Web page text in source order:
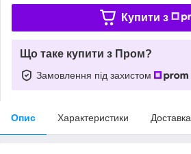
Купити з
Що таке купити з Пром?
Замовлення під захистом
Опис Характеристики Доставка